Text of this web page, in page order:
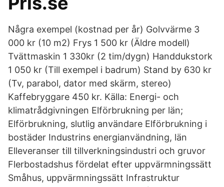
Några exempel (kostnad per år) Golvvärme 3
000 kr (10 m2) Frys 1 500 kr (Äldre modell)
Tvättmaskin 1 330kr (2 tim/dygn) Handdukstork
1 050 kr (Till exempel i badrum) Stand by 630 kr
(Tv, parabol, dator med skärm, stereo)
Kaffebryggare 450 kr. Källa: Energi- och
klimatrådgivningen Elförbrukning per län;
Elförbrukning, slutlig användare Elförbrukning i
bostäder Industrins energianvändning, län
Elleveranser till tillverkningsindustri och gruvor
Flerbostadshus fördelat efter uppvärmningssätt
Småhus, uppvärmningssätt Infrastruktur